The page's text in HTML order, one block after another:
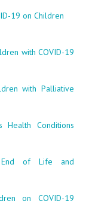
19 on Children
with COVID-19
with Palliative
Health Conditions
End of Life and
on COVID-19